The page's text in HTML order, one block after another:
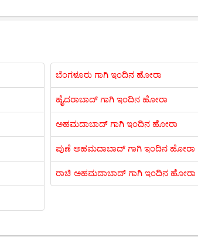
ಬೆಂಗಳೂರು ಗಾಗಿ ಇಂದಿನ ಹೋರಾ
ಹೈದರಾಬಾದ್ ಗಾಗಿ ಇಂದಿನ ಹೋರಾ
ಅಹಮದಾಬಾದ್ ಗಾಗಿ ಇಂದಿನ ಹೋರಾ
ಪುಣೆ ಅಹಮದಾಬಾದ್ ಗಾಗಿ ಇಂದಿನ ಹೋರಾ
ರಾಚಿ ಅಹಮದಾಬಾದ್ ಗಾಗಿ ಇಂದಿನ ಹೋರಾ